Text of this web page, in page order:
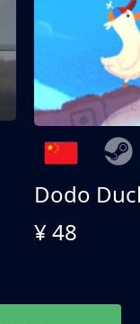
Dodo
¥ 48